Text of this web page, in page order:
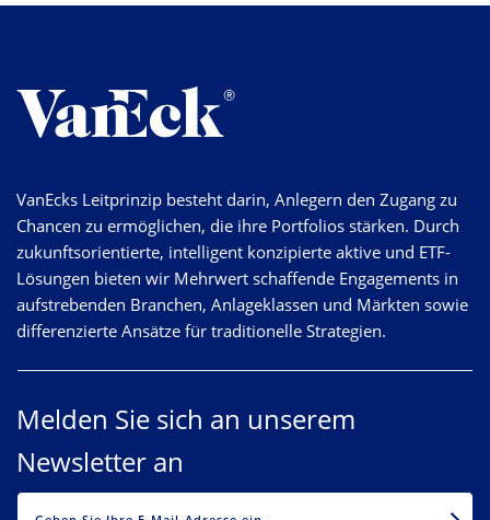
VanEcks Leitprinzip besteht darin, Anlegern den Zugang zu
Chancen zu ermöglichen, die ihre Portfolios stärken. Durch
zukunftsorientierte, intelligent konzipierte aktive und ETF-
Lösungen bieten wir Mehrwert schaffende Engagements in
aufstrebenden Branchen, Anlageklassen und Märkten sowie
differenzierte Ansätze für traditionelle Strategien.
Melden Sie sich an unserem
Newsletter an